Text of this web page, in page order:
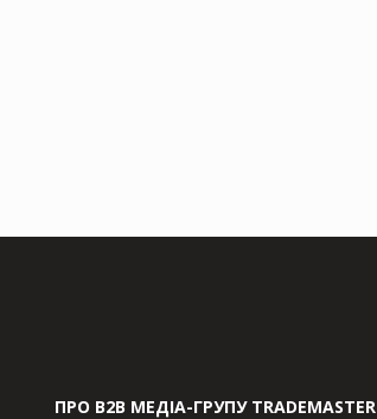
ПРО В2В МЕДІА-ГРУПУ TRADEMASTER